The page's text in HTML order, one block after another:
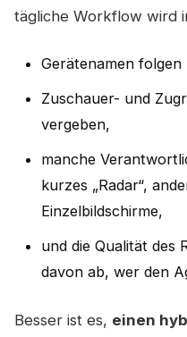
tägliche Workflow wird
Gerätenamen
Zuschauer- und
vergeben,
manche
kurzes „Radar“,
Einzelbildschirme,
und die Qualität des
davon ab, wer den
Besser ist es, einen